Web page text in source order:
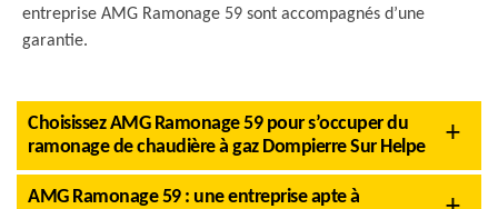
entreprise AMG Ramonage 59 sont accompagnés d’une
garantie.
Choisissez AMG Ramonage 59 pour s’occuper du
ramonage de chaudière à gaz Dompierre Sur Helpe
AMG Ramonage 59 : une entreprise apte à